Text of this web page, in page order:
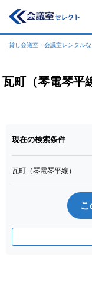
貸し会議室・会議室レンタル
瓦町（琴電琴平
現在の検索条件
瓦町（琴電琴平線）